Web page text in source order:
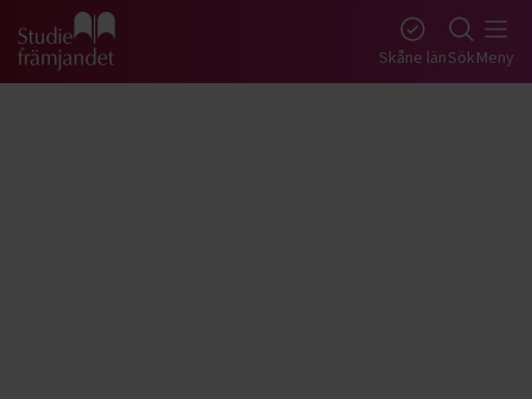
Gå till studiefrämjandets startsida Skåne länSökMeny